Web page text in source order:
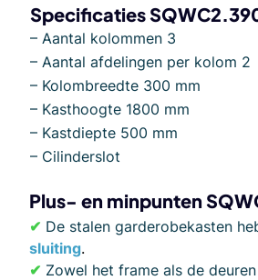
Specificaties
– Aantal kolommen 3
– Aantal afdelingen per kolom 2
– Kolombreedte 300 mm
– Kasthoogte 1800 mm
– Kastdiepte 500 mm
– Cilinderslot
Plus- en minpunten
✔ De stalen garderobekasten
sluiting.
✔ Zowel het frame als de